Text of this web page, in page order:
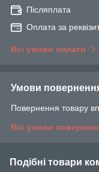
Післяплата
Оплата за
Всі умови оплати
Умови
Повернення товару
Всі умови
Подібні товари